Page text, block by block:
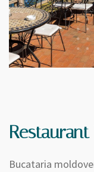
Bucataria